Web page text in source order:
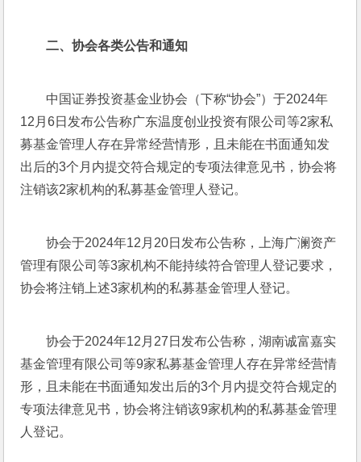
二、协会各类公告和通知
中国证券投资基金业协会（下称“协会”）于2024年
12月6日发布公告称广东温度创业投资有限公司等2家私
募基金管理人存在异常经营情形，且未能在书面通知发
出后的3个月内提交符合规定的专项法律意见书，协会将
注销该2家机构的私募基金管理人登记。
协会于2024年12月20日发布公告称，上海广澜资产
管理有限公司等3家机构不能持续符合管理人登记要求，
协会将注销上述3家机构的私募基金管理人登记。
协会于2024年12月27日发布公告称，湖南诚富嘉实
基金管理有限公司等9家私募基金管理人存在异常经营情
形，且未能在书面通知发出后的3个月内提交符合规定的
专项法律意见书，协会将注销该9家机构的私募基金管理
人登记。